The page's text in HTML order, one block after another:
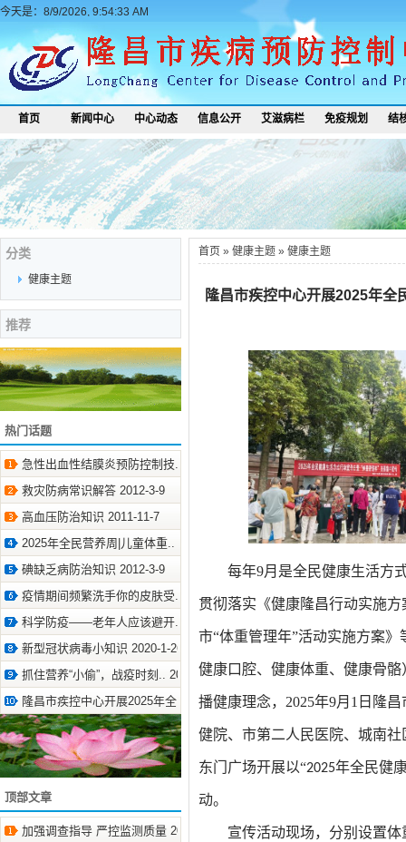
今天是：8/9/2026, 9:54:33 AM
首页 新闻中心 中心动态 信息公开 艾滋病栏 免疫规划 结
分类
健康主题
推荐
热门话题
急性出血性结膜炎预防控制技.. 2011-11-7
救灾防病常识解答 2012-3-9
高血压防治知识 2011-11-7
2025年全民营养周|儿童体重.. 2025-5-20
碘缺乏病防治知识 2012-3-9
疫情期间频繁洗手你的皮肤受.. 2020-4-3
科学防疫——老年人应该避开.. 2020-3-1
新型冠状病毒小知识 2020-1-26
抓住营养“小偷”，战疫时刻.. 2020-3-17
隆昌市疾控中心开展2025年全.. 2025-9-3
顶部文章
加强调查指导 严控监测质量 2026-8-7
首页 » 健康主题 » 健康主题
隆昌市疾控中心开展2025年全
每年9月是全民健康生活方
贯彻落实《健康隆昌行动实施方
市“体重管理年”活动实施方案
健康口腔、健康体重、健康骨
播健康理念， 2025年9月 1 日隆
健院、市第二人民医院、城南社
东门广场开展以“2025年全民健
动。
宣传活动现场，分别设置